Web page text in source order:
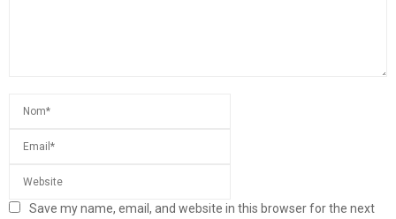
Save my name, email, and website in this browser for the next